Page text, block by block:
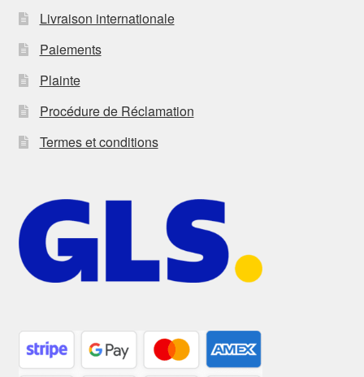
Livraison internationale
Paiements
Plainte
Procédure de Réclamation
Termes et conditions